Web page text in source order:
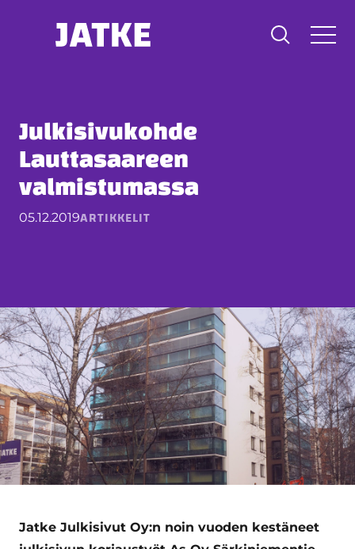
Julkisivukohde
Lauttasaareen
valmistumassa
05.12.2019ARTIKKELIT
Jatke Julkisivut Oy:n noin vuoden kestäneet